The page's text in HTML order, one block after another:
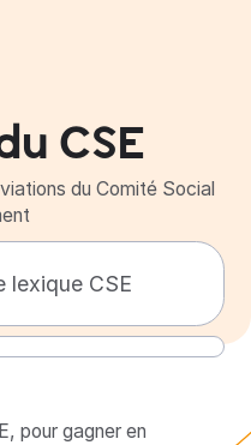
CSE
du Comité Social
pour gagner en